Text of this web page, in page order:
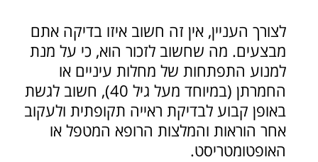
לצורך העניין, אין זה חשוב איזו בדיקה אתם
מבצעים. מה שחשוב לזכור הוא, כי על מנת
למנוע התפתחות של מחלות עיניים או
החמרתן (במיוחד מעל גיל 40), חשוב לגשת
באופן קבוע לבדיקת ראייה תקופתית ולעקוב
אחר הוראות והמלצות הרופא המטפל או
האופטומטריסט.